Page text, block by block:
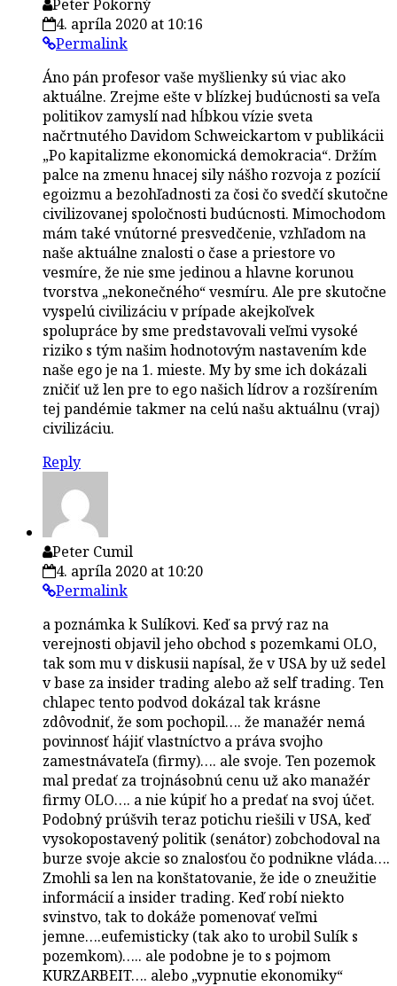
Peter Pokorný
4. apríla 2020 at 10:16
Permalink
Áno pán profesor vaše myšlienky sú viac ako
aktuálne. Zrejme ešte v blízkej budúcnosti sa veľa
politikov zamyslí nad hĺbkou vízie sveta
načrtnutého Davidom Schweickartom v publikácii
„Po kapitalizme ekonomická demokracia“. Držím
palce na zmenu hnacej sily nášho rozvoja z pozícií
egoizmu a bezohľadnosti za čosi čo svedčí skutočne
civilizovanej spoločnosti budúcnosti. Mimochodom
mám také vnútorné presvedčenie, vzhľadom na
naše aktuálne znalosti o čase a priestore vo
vesmíre, že nie sme jedinou a hlavne korunou
tvorstva „nekonečného“ vesmíru. Ale pre skutočne
vyspelú civilizáciu v prípade akejkoľvek
spolupráce by sme predstavovali veľmi vysoké
riziko s tým našim hodnotovým nastavením kde
naše ego je na 1. mieste. My by sme ich dokázali
zničiť už len pre to ego našich lídrov a rozšírením
tej pandémie takmer na celú našu aktuálnu (vraj)
civilizáciu.
Reply
Peter Cumil
4. apríla 2020 at 10:20
Permalink
a poznámka k Sulíkovi. Keď sa prvý raz na
verejnosti objavil jeho obchod s pozemkami OLO,
tak som mu v diskusii napísal, že v USA by už sedel
v base za insider trading alebo až self trading. Ten
chlapec tento podvod dokázal tak krásne
zdôvodniť, že som pochopil…. že manažér nemá
povinnosť hájiť vlastníctvo a práva svojho
zamestnávateľa (firmy)…. ale svoje. Ten pozemok
mal predať za trojnásobnú cenu už ako manažér
firmy OLO…. a nie kúpiť ho a predať na svoj účet.
Podobný prúšvih teraz potichu riešili v USA, keď
vysokopostavený politik (senátor) zobchodoval na
burze svoje akcie so znalosťou čo podnikne vláda….
Zmohli sa len na konštatovanie, že ide o zneužitie
informácií a insider trading. Keď robí niekto
svinstvo, tak to dokáže pomenovať veľmi
jemne….eufemisticky (tak ako to urobil Sulík s
pozemkom)….. ale podobne je to s pojmom
KURZARBEIT…. alebo „vypnutie ekonomiky“